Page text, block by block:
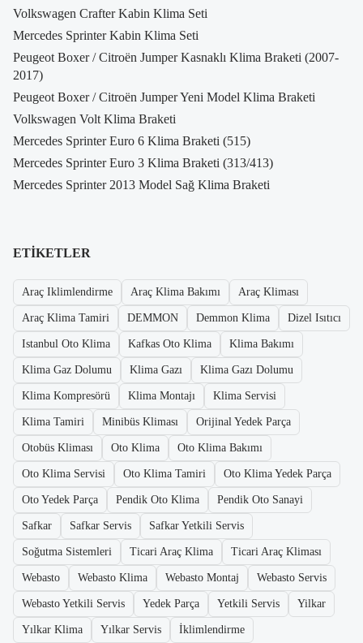
Volkswagen Crafter Kabin Klima Seti
Mercedes Sprinter Kabin Klima Seti
Peugeot Boxer / Citroën Jumper Kasnaklı Klima Braketi (2007-
2017)
Peugeot Boxer / Citroën Jumper Yeni Model Klima Braketi
Volkswagen Volt Klima Braketi
Mercedes Sprinter Euro 6 Klima Braketi (515)
Mercedes Sprinter Euro 3 Klima Braketi (313/413)
Mercedes Sprinter 2013 Model Sağ Klima Braketi
ETIKETLER
Araç Iklimlendirme Araç Klima Bakımı Araç Kliması
Araç Klima Tamiri DEMMON Demmon Klima Dizel Isıtıcı
Istanbul Oto Klima Kafkas Oto Klima Klima Bakımı
Klima Gaz Dolumu Klima Gazı Klima Gazı Dolumu
Klima Kompresörü Klima Montajı Klima Servisi
Klima Tamiri Minibüs Kliması Orijinal Yedek Parça
Otobüs Kliması Oto Klima Oto Klima Bakımı
Oto Klima Servisi Oto Klima Tamiri Oto Klima Yedek Parça
Oto Yedek Parça Pendik Oto Klima Pendik Oto Sanayi
Safkar Safkar Servis Safkar Yetkili Servis
Soğutma Sistemleri Ticari Araç Klima Ticari Araç Kliması
Webasto Webasto Klima Webasto Montaj Webasto Servis
Webasto Yetkili Servis Yedek Parça Yetkili Servis Yilkar
Yılkar Klima Yılkar Servis İklimlendirme